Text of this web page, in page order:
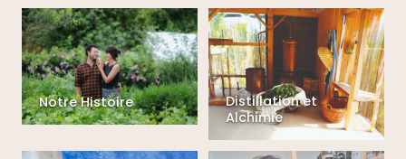
Notre Histoire
Distillation et
Alchimie